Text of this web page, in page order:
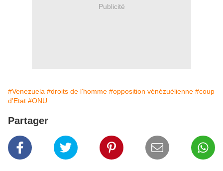
Publicité
#Venezuela #droits de l'homme #opposition vénézuélienne #coup
d'Etat #ONU
Partager